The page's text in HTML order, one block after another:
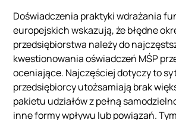
Doświadczenia praktyki wdrażania
europejskich wskazują, że błędne
przedsiębiorstwa należy do
kwestionowania oświadczeń MŚP
oceniające. Najczęściej dotyczy to
przedsiębiorcy utożsamiają brak
pakietu udziałów z pełną
inne formy wpływu lub powiązań.